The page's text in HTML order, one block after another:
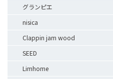
グランピエ
nisica
Clappin jam wood
SEED
Limhome